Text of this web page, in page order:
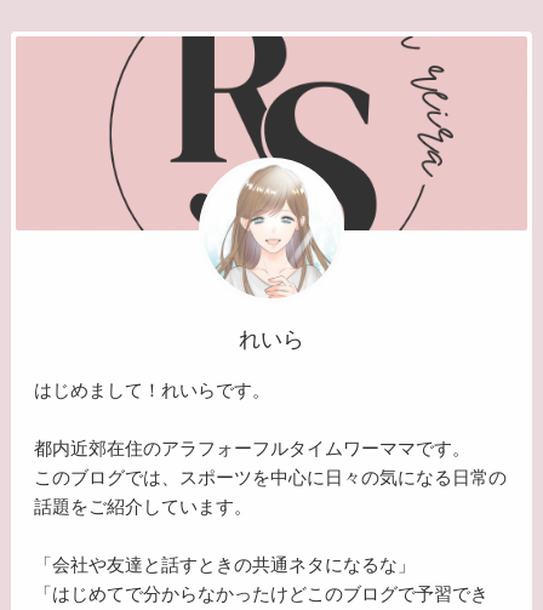
れいら
はじめまして！れいらです。
都内近郊在住のアラフォーフルタイムワーママです。
このブログでは、スポーツを中心に日々の気になる日常の
話題をご紹介しています。
「会社や友達と話すときの共通ネタになるな」
「はじめてで分からなかったけどこのブログで予習でき